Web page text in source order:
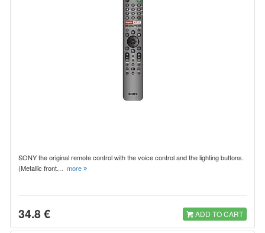
SONY the original remote control with the voice control and the lighting buttons.
(Metallic front… more
34.8 € ADD TO CART